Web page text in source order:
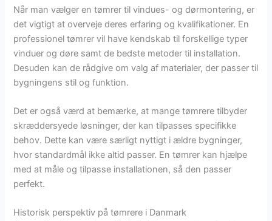
Når man vælger en tømrer til vindues- og dørmontering, er
det vigtigt at overveje deres erfaring og kvalifikationer. En
professionel tømrer vil have kendskab til forskellige typer
vinduer og døre samt de bedste metoder til installation.
Desuden kan de rådgive om valg af materialer, der passer til
bygningens stil og funktion.
Det er også værd at bemærke, at mange tømrere tilbyder
skræddersyede løsninger, der kan tilpasses specifikke
behov. Dette kan være særligt nyttigt i ældre bygninger,
hvor standardmål ikke altid passer. En tømrer kan hjælpe
med at måle og tilpasse installationen, så den passer
perfekt.
Historisk perspektiv på tømrere i Danmark